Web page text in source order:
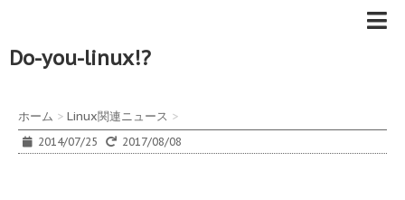
Do-you-linux!?
ホーム > Linux関連ニュース >
2014/07/25 2017/08/08